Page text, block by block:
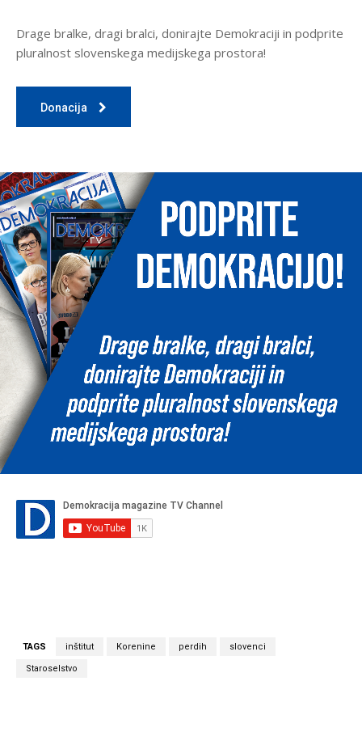
Drage bralke, dragi bralci, donirajte Demokraciji in podprite
pluralnost slovenskega medijskega prostora!
Donacija
TAGS inštitut Korenine perdih slovenci
Staroselstvo